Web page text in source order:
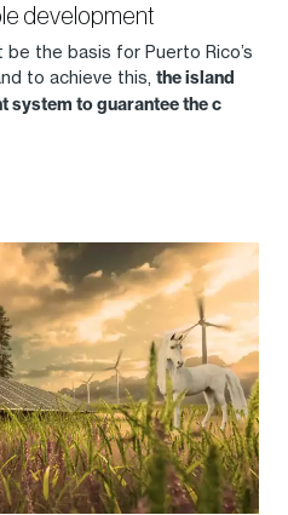
development
the basis for Puerto Rico’s
to achieve this, the island
system to guarantee the c